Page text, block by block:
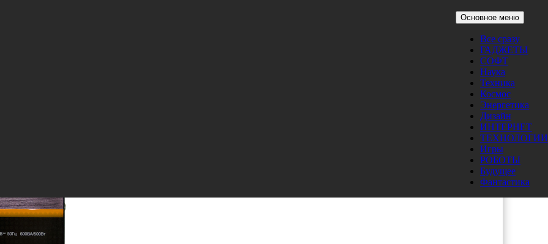
Основное меню
Все сразу
ГАДЖЕТЫ
СОФТ
Наука
Техника
Космос
Энергетика
Дизайн
ИНТЕРНЕТ
ТЕХНОЛОГИИ
Игры
РОБОТЫ
Будущее
Фантастика